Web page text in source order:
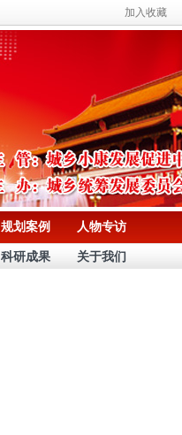
加入收藏
规划案例 人物专访
科研成果 关于我们